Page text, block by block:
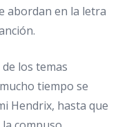
abordan en la letra
los temas
tiempo se
Hendrix, hasta que